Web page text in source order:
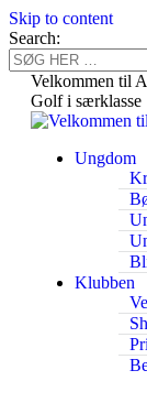
Skip to content
Search:
Velkommen til
Golf i særklasse
Ungdom
Klubben